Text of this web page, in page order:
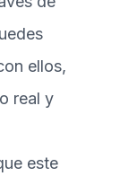
ellos,
real y
este